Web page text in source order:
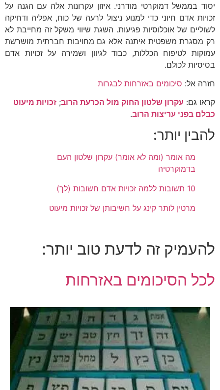
יסוד בממשל דמוקרטי מודרני. איזון עקרונות אלה עם הגנה על
זכויות אדם חיוני כדי למנוע ניצול לרעה של כוח, אפליה ודחיקה
לשוליים של אוכלוסיות פגיעות. השגת שיווי משקל זה מחייבת לא
רק מסגרת משפטית איתנה אלא גם מחויבות חברתית מושרשת
עמוקות לטיפוח הכללות, כבוד לגיוון ושמירה על זכויות אדם
בסיסיות לכולם.
חזרה אל: סיכומים באזרחות לבגרות
קראו גם: עקרון שלטון החוק מול הכרעת הרוב; זכויות מיעוט
כבלם בפני עריצות הרוב.
להבין יותר:
מה אומר (ומה לא אומר) עקרון שלטון העם
בדמוקרטיה
10 תשובות ללמה זכויות אדם חשובות (לך)
מרטין לותר קינג על חשיבותן של זכויות מיעוט
להעמיק זה לדעת טוב יותר:
לכל הסיכומים באזרחות